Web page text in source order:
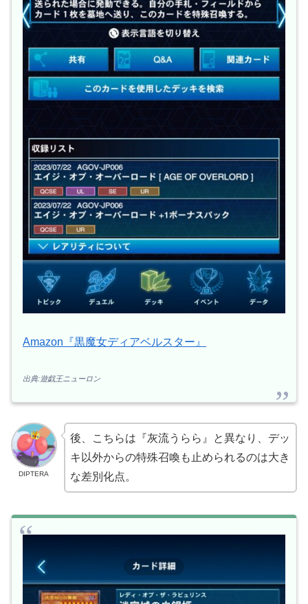
Amazon『黒魔女ディアベルスター』
出典:遊戯王ニューロン
DIPTERA
後、こちらは『灰流うらら』と異なり、デッ
キ以外からの特殊召喚も止められるのは大き
な差別化点。